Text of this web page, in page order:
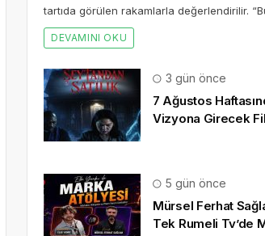
tartıda görülen rakamlarla değerlendirilir.
DEVAMINI OKU
3 gün önce
7 Ağustos
Vizyona Girecek
5 gün önce
Mürsel Ferhat
Tek Rumeli Tv’de